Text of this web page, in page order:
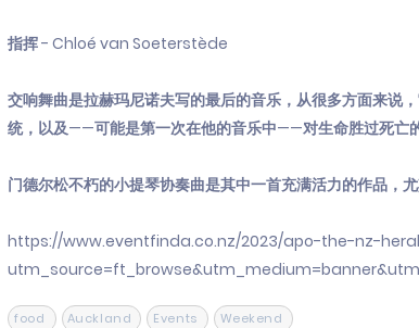
指挥 - Chloé van Soeterstède
交响舞曲是拉赫玛尼诺夫写的最后的音乐，从很多方面来说
统，以及——可能是第一次在他的音乐中——对生命胜过死亡的
门德尔松不朽的小提琴协奏曲是其中一首充满活力的作品，
https://www.eventfinda.co.nz/2023/apo-the-nz-
food Auckland Events Weekend